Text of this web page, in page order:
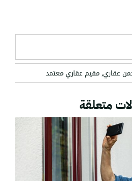
عقاري,مقيم عقاري معتمد
متعلقة